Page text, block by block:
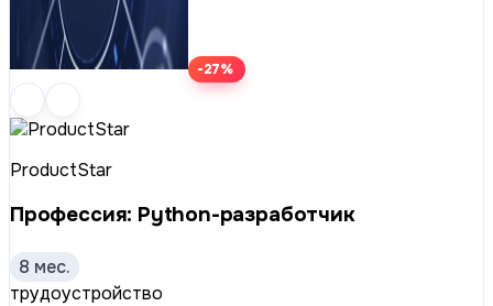
-27%
ProductStar
Профессия: Python-разработчик
8 мес.
трудоустройство